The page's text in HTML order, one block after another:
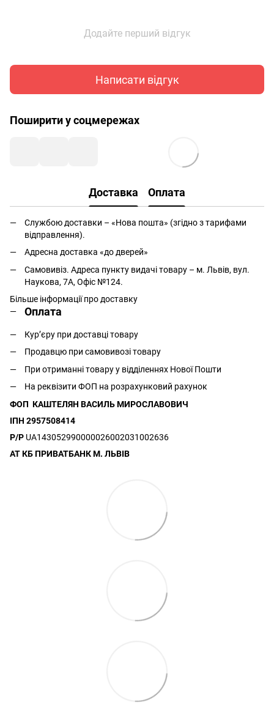
Додайте перший відгук
Написати відгук
Поширити у соцмережах
Доставка Оплата
Службою доставки – «Нова пошта» (згідно з тарифами
відправлення).
Адресна доставка «до дверей»
Самовивіз. Адреса пункту видачі товару – м. Львів, вул.
Наукова, 7А, Офіс №124.
Більше інформації про доставку
Оплата
Кур’єру при доставці товару
Продавцю при самовивозі товару
При отриманні товару у відділеннях Нової Пошти
На реквізити ФОП на розрахунковий рахунок
ФОП КАШТЕЛЯН ВАСИЛЬ МИРОСЛАВОВИЧ
ІПН 2957508414
Р/Р UA143052990000026002031002636
АТ КБ ПРИВАТБАНК М. ЛЬВІВ